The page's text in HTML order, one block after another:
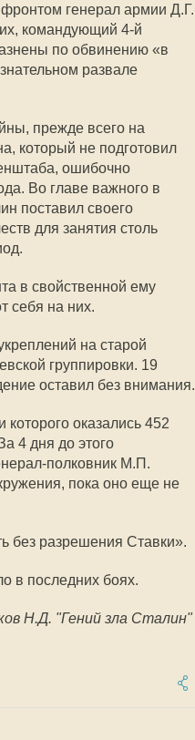
генерал армии Д.Г.
командующий 4-й
по обвинению «в
развале
прежде всего на
который не подготовил
ошибочно
Во главе важного в
поставил своего
для занятия столь
в свойственной ему
себя на них.
на старой
группировки. 19
оставил без внимания.
оказались 452
4 дня до этого
полковник М.П.
пока оно еще не
без разрешения Ставки».
в последних боях.
Н.Д. "Гений зла Сталин"